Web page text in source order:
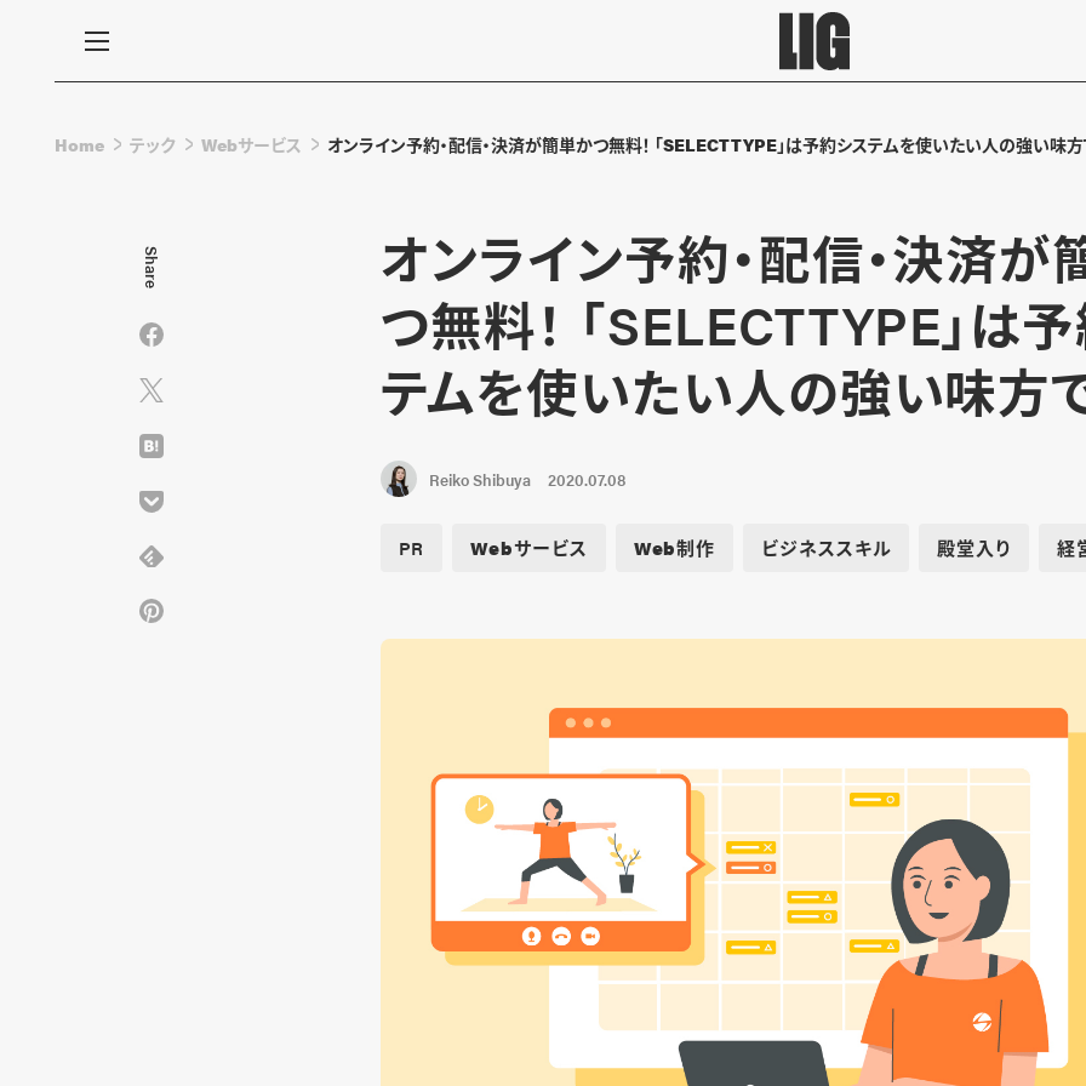
Home テック Webサービス オンライン予約・配信・決済が簡単かつ無料！ 「SELECTTYPE」は予約システムを使いたい人の強い味方
オンライン予約・配信・決済が
つ無料！ 「SELECTTYPE」は
テムを使いたい人の強い味方
Reiko Shibuya 2020.07.08
PR Webサービス Web制作 ビジネススキル 殿堂入り 経
Share